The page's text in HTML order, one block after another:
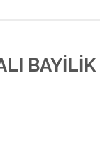
BAYİLİK